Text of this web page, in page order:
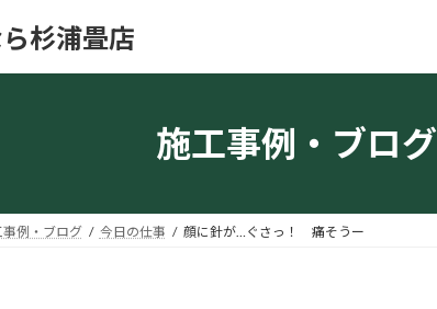
杉浦畳店
施工事例・ブログ
事例・ブログ 今日の仕事 顔に針が…ぐさっ！ 痛そうー